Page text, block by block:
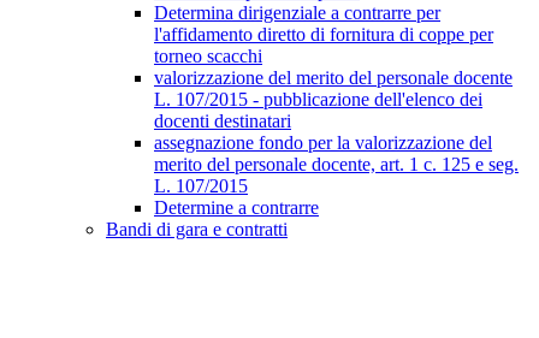
Determina dirigenziale a contrarre per
l'affidamento diretto di fornitura di coppe per
torneo scacchi
valorizzazione del merito del personale docente
L. 107/2015 - pubblicazione dell'elenco dei
docenti destinatari
assegnazione fondo per la valorizzazione del
merito del personale docente, art. 1 c. 125 e seg.
L. 107/2015
Determine a contrarre
Bandi di gara e contratti